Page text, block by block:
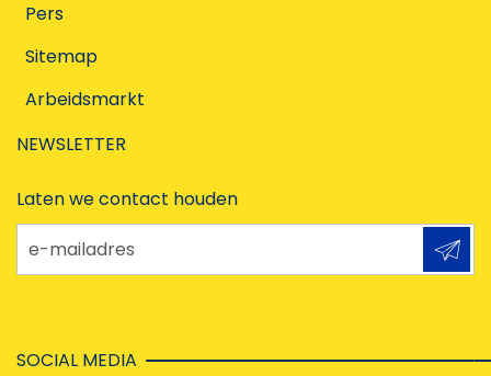
Pers
Sitemap
Arbeidsmarkt
NEWSLETTER
Laten we contact houden
e-mailadres
SOCIAL MEDIA